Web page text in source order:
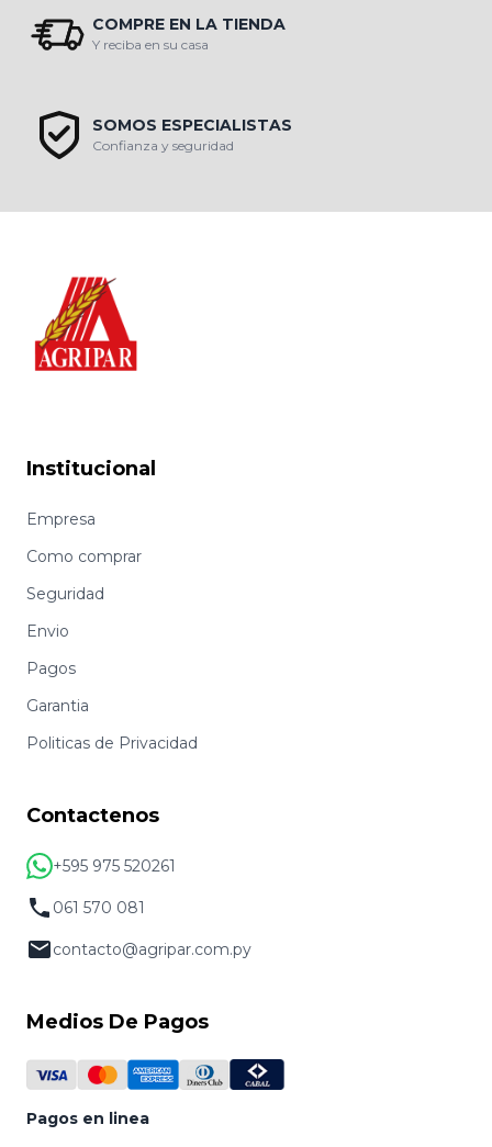
COMPRE EN LA TIENDA
Y reciba en su casa
SOMOS ESPECIALISTAS
Confianza y seguridad
Institucional
Empresa
Como comprar
Seguridad
Envio
Pagos
Garantia
Politicas de Privacidad
Contactenos
+595 975 520261
061 570 081
contacto@agripar.com.py
Medios De Pagos
Pagos en linea